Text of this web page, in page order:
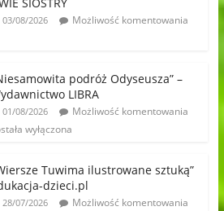
SIOSTRY
03/08/2026
Możliwość komentowania
podróż Odyseusza” –
LIBRA
01/08/2026
Możliwość komentowania
wyłączona
Tuwima ilustrowane sztuką”
dzieci.pl
28/07/2026
Możliwość komentowania